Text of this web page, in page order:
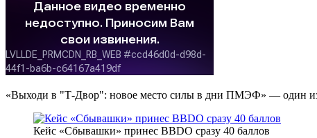
«Выходи в "Т-Двор": новое место силы в дни ПМЭФ» — один из
Кейс «Сбывашки» принес BBDO сразу 40 баллов